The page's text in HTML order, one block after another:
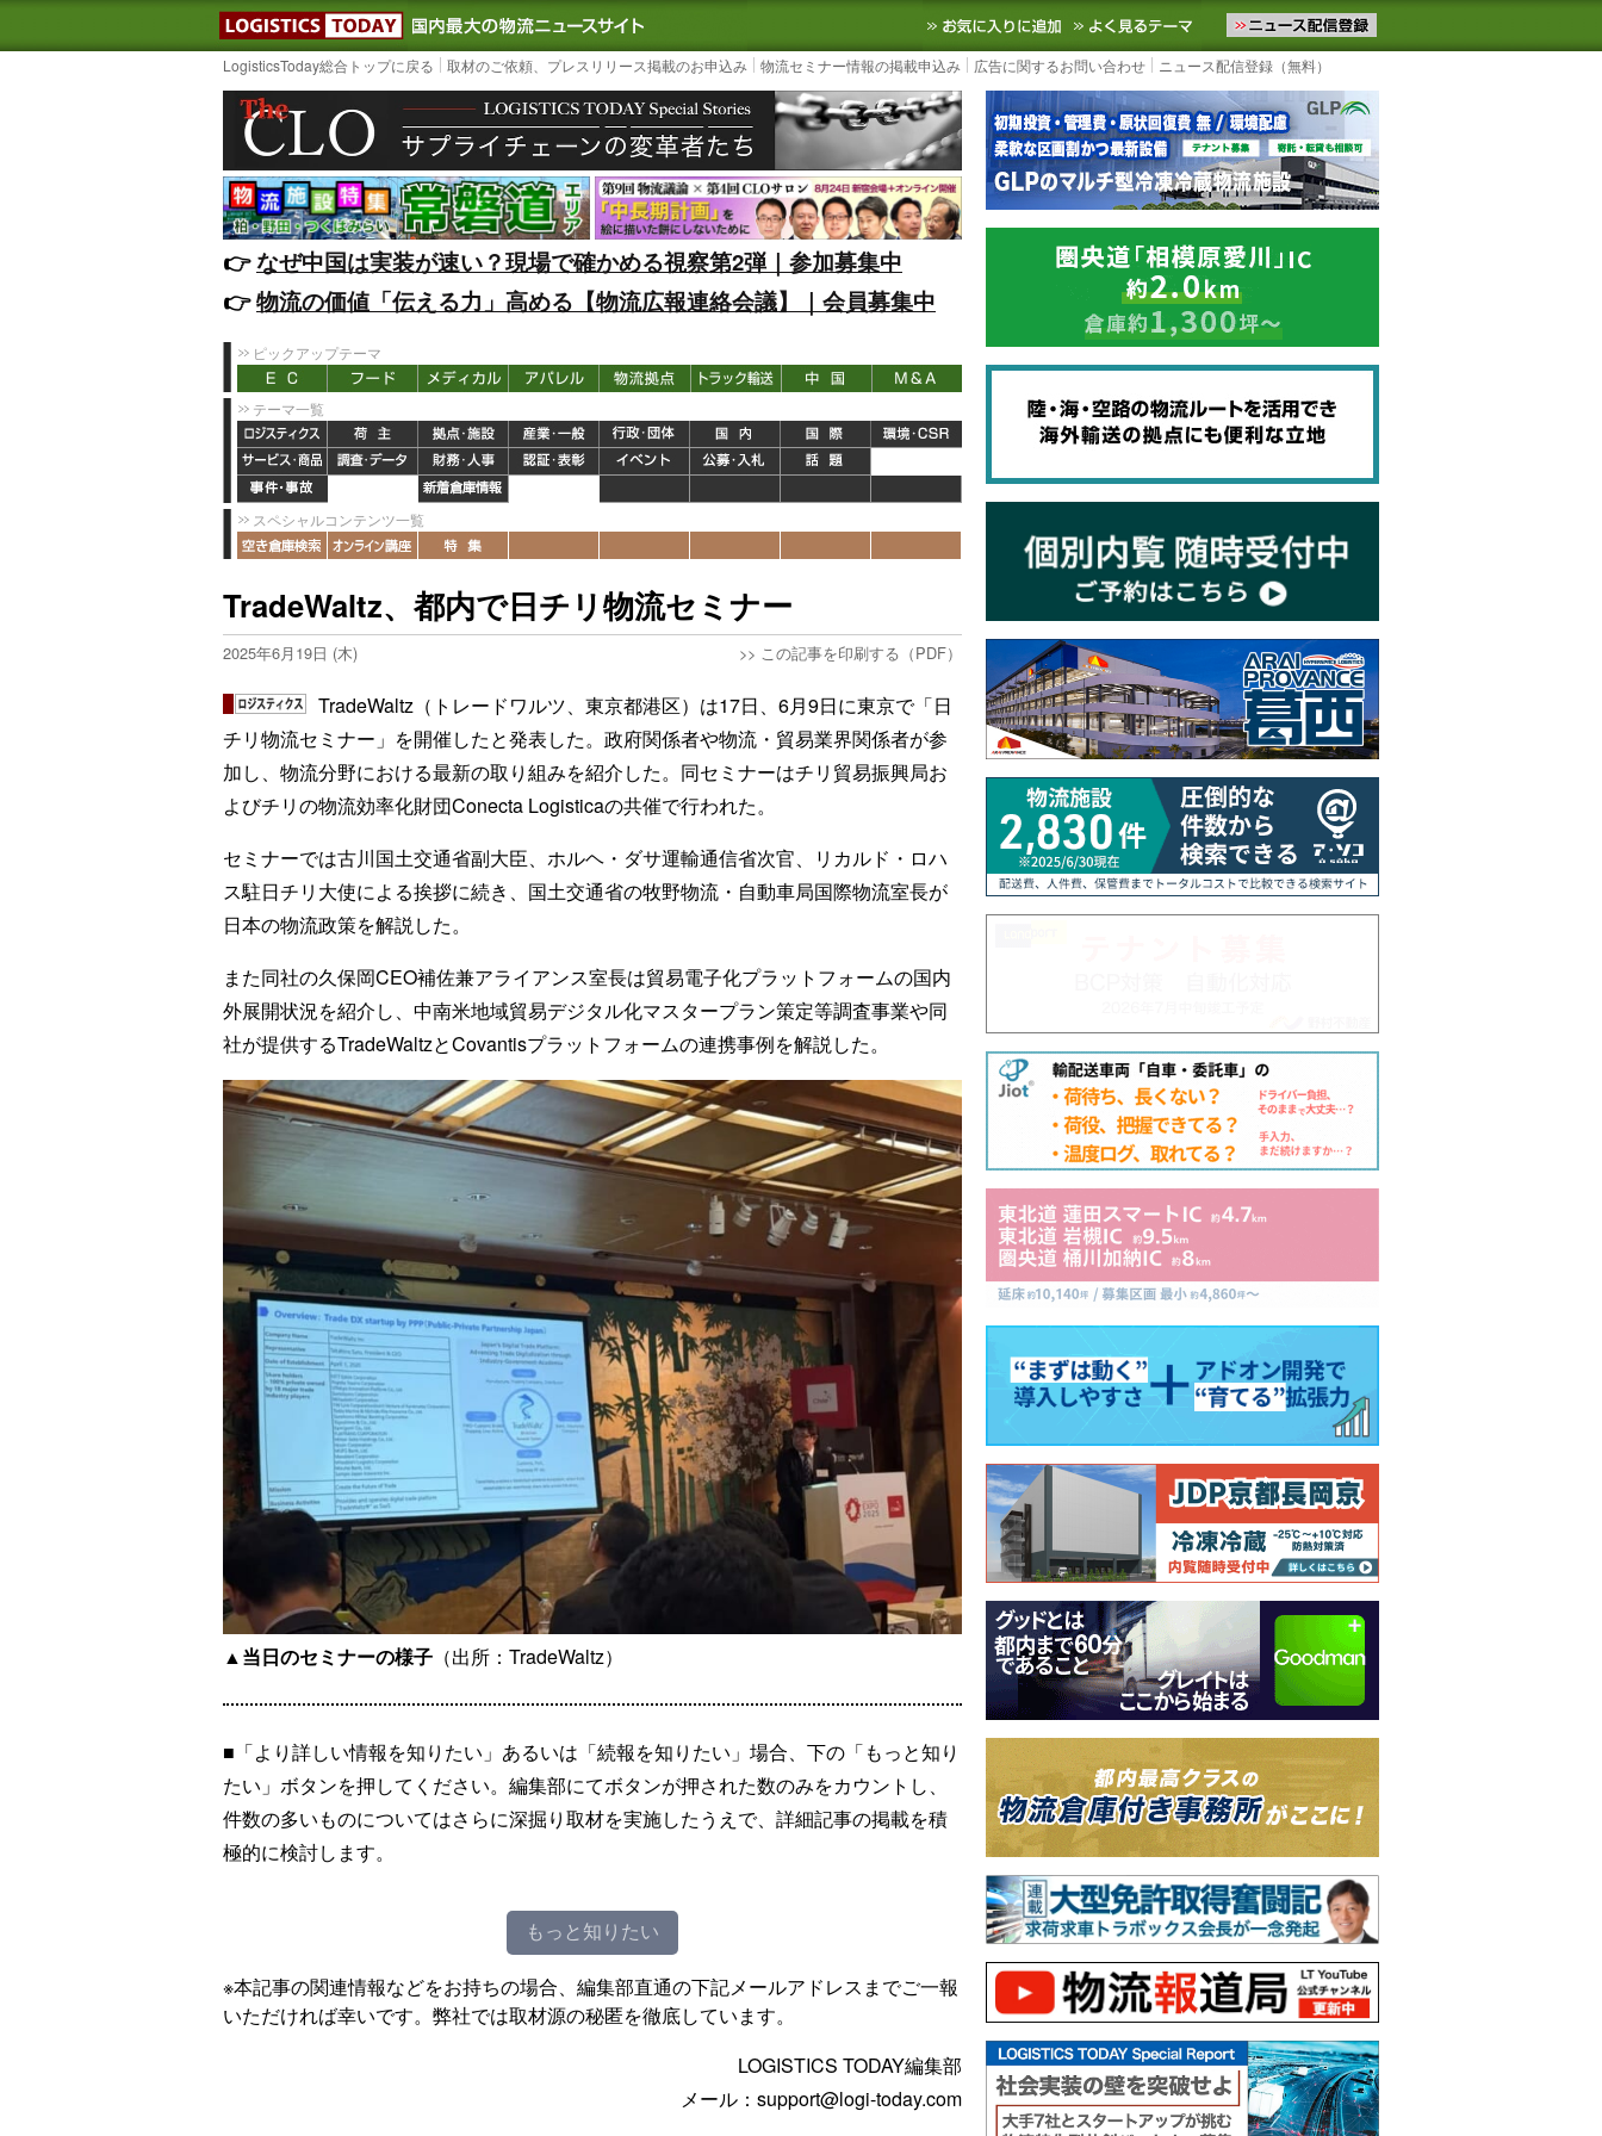
LOGISTICS TODAY｜国内最大の物流ニュースサイト3PL, SCMなど国内外の最新の物流ニュースをお届けします。物流ニュースメール配信を登録す
お気に入りに追加 よく見るテーマ
LogisticsToday総合トップに戻る 取材のご依頼、プレスリリース掲載のお申込み 物流セミナー情報の掲載申込み 広告に関するお問い合わせ ニュース配信登録（無料）
👉️なぜ中国は実装が速い？現場で確かめる視察第2弾｜参加募集中
👉️物流の価値「伝える力」高める【物流広報連絡会議】｜会員募集中
ピックアップテーマ
テーマ一覧
スペシャルコンテンツ一覧
TradeWaltz、都内で日チリ物流セミナー
2025年6月19日 (木) >> この記事を印刷する（PDF）
TradeWaltz（トレードワルツ、東京都港区）は17日、6月9日に東京で「日
チリ物流セミナー」を開催したと発表した。政府関係者や物流・貿易業界関係者が参
加し、物流分野における最新の取り組みを紹介した。同セミナーはチリ貿易振興局お
よびチリの物流効率化財団Conecta Logisticaの共催で行われた。
セミナーでは古川国土交通省副大臣、ホルヘ・ダサ運輸通信省次官、リカルド・ロハ
ス駐日チリ大使による挨拶に続き、国土交通省の牧野物流・自動車局国際物流室長が
日本の物流政策を解説した。
また同社の久保岡CEO補佐兼アライアンス室長は貿易電子化プラットフォームの国内
外展開状況を紹介し、中南米地域貿易デジタル化マスタープラン策定等調査事業や同
社が提供するTradeWaltzとCovantisプラットフォームの連携事例を解説した。
▲当日のセミナーの様子 （出所：TradeWaltz）
■「より詳しい情報を知りたい」あるいは「続報を知りたい」場合、下の「もっと知り
たい」ボタンを押してください。編集部にてボタンが押された数のみをカウントし、
件数の多いものについてはさらに深掘り取材を実施したうえで、詳細記事の掲載を積
極的に検討します。
もっと知りたい
※本記事の関連情報などをお持ちの場合、編集部直通の下記メールアドレスまでご一報
いただければ幸いです。弊社では取材源の秘匿を徹底しています。
LOGISTICS TODAY編集部
メール：support@logi-today.com